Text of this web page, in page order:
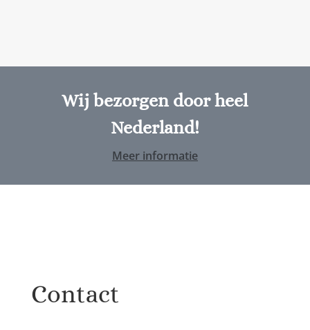
Wij bezorgen door heel
Nederland!
Meer informatie
Contact